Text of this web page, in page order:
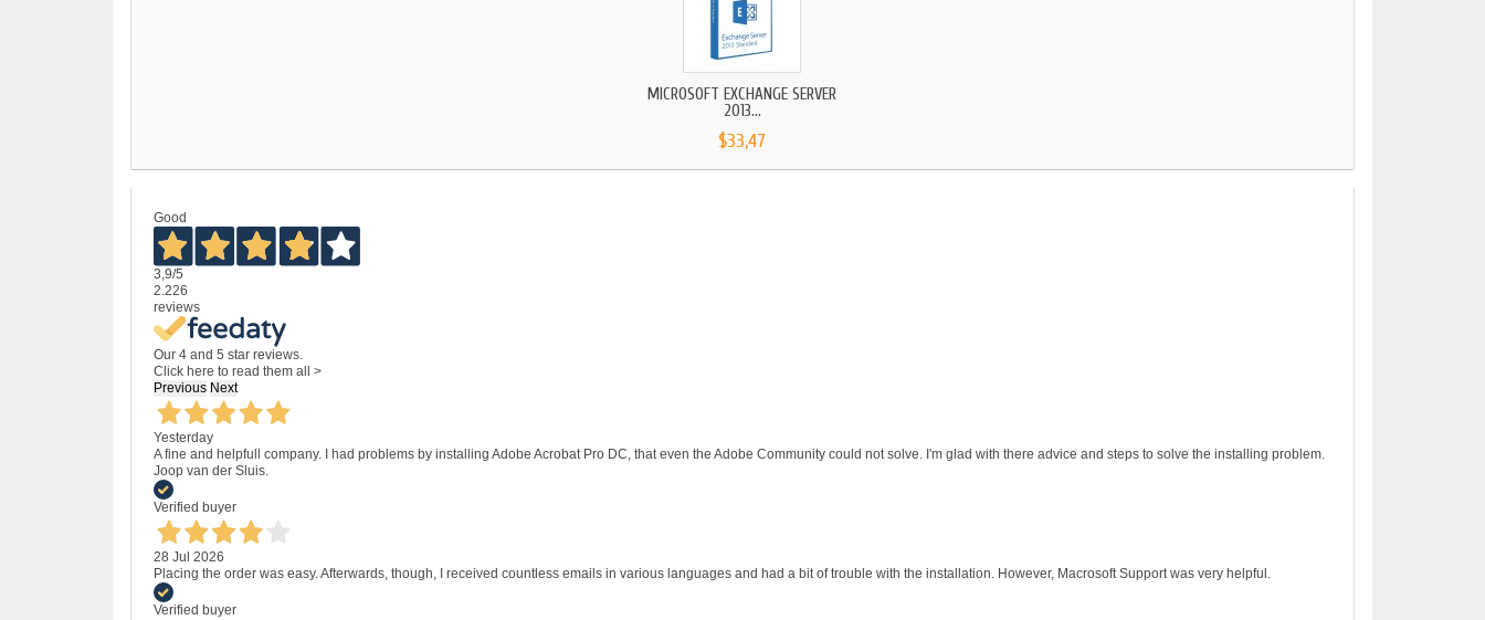
MICROSOFT EXCHANGE SERVER
2013...
$33,47
Good
3,9/5
2.226
reviews
Our 4 and 5 star reviews.
Click here to read them all >
Previous Next
Yesterday
A fine and helpfull company. I had problems by installing Adobe Acrobat Pro DC, that even the Adobe Community could not solve. I'm glad with there advice and steps to solve the installing problem.
Joop van der Sluis.
Verified buyer
28 Jul 2026
Placing the order was easy. Afterwards, though, I received countless emails in various languages and had a bit of trouble with the installation. However, Macrosoft Support was very helpful.
Verified buyer